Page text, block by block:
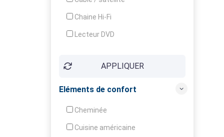
Chaine Hi-Fi
Lecteur DVD
APPLIQUER
Eléments de confort
Cheminée
Cuisine américaine